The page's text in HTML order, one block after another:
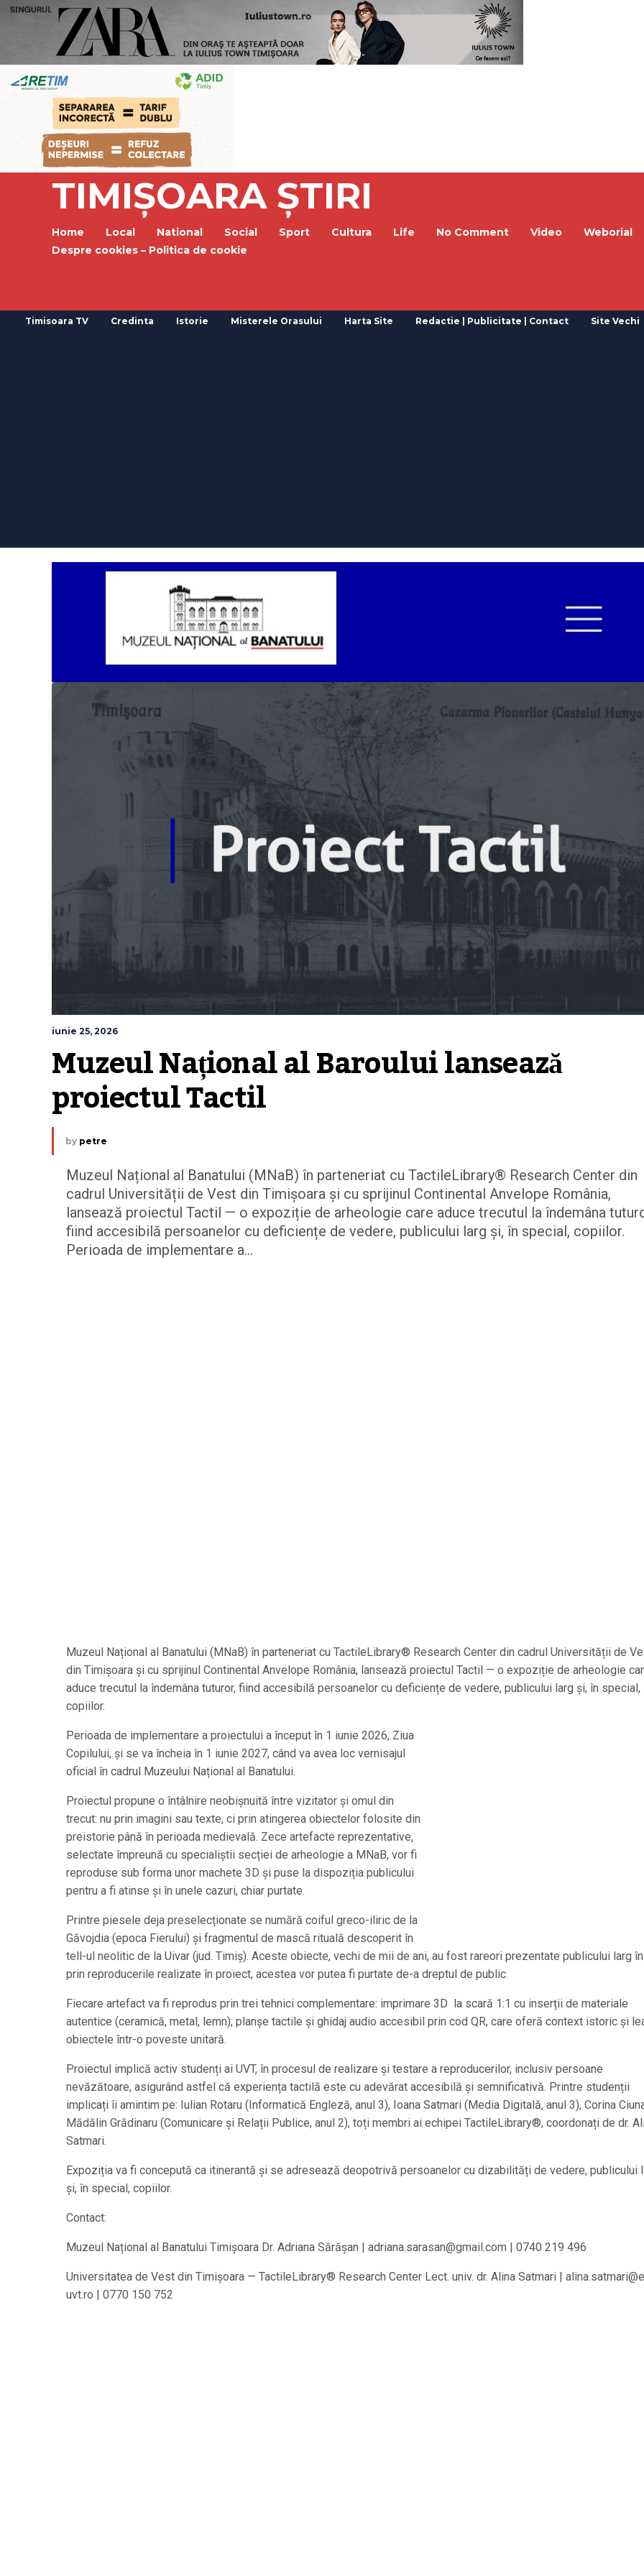
TIMIȘOARA ȘTIRI
Home Local National Social Sport Cultura Life No Comment Video
Weborial
Despre cookies – Politica de cookie
Timisoara TV Credinta Istorie Misterele Orasului Harta Site Redactie | Publicitate | Contact Site Vechi
iunie 25, 2026
Muzeul Național al Baroului lansează
proiectul Tactil
by petre
Muzeul Național al Banatului (MNaB) în parteneriat cu TactileLibrary® Research Center din
cadrul Universității de Vest din Timișoara și cu sprijinul Continental Anvelope România,
lansează proiectul Tactil — o expoziție de arheologie care aduce trecutul la îndemâna
fiind accesibilă persoanelor cu deficiențe de vedere, publicului larg și, în special, copiilor.
Perioada de implementare a...
Muzeul Național al Banatului (MNaB) în parteneriat cu TactileLibrary® Research Center din cadrul Universității de
din Timișoara și cu sprijinul Continental Anvelope România, lansează proiectul Tactil — o expoziție de arheologie
aduce trecutul la îndemâna tuturor, fiind accesibilă persoanelor cu deficiențe de vedere, publicului larg și, în special,
copiilor.
Perioada de implementare a proiectului a început în 1 iunie 2026, Ziua
Copilului, și se va încheia în 1 iunie 2027, când va avea loc vernisajul
oficial în cadrul Muzeului Național al Banatului.
Proiectul propune o întâlnire neobișnuită între vizitator și omul din
trecut: nu prin imagini sau texte, ci prin atingerea obiectelor folosite din
preistorie până în perioada medievală. Zece artefacte reprezentative,
selectate împreună cu specialiștii secției de arheologie a MNaB, vor fi
reproduse sub forma unor machete 3D și puse la dispoziția publicului
pentru a fi atinse și în unele cazuri, chiar purtate.
Printre piesele deja preselecționate se numără coiful greco-iliric de la
Găvojdia (epoca Fierului) și fragmentul de mască rituală descoperit în
tell-ul neolitic de la Uivar (jud. Timiș). Aceste obiecte, vechi de mii de ani, au fost rareori prezentate publicului larg
prin reproducerile realizate în proiect, acestea vor putea fi purtate de-a dreptul de public.
Fiecare artefact va fi reprodus prin trei tehnici complementare: imprimare 3D la scară 1:1 cu inserții de materiale
autentice (ceramică, metal, lemn); planșe tactile și ghidaj audio accesibil prin cod QR, care oferă context istoric și
obiectele într-o poveste unitară.
Proiectul implică activ studenți ai UVT, în procesul de realizare și testare a reproducerilor, inclusiv persoane
nevăzătoare, asigurând astfel că experiența tactilă este cu adevărat accesibilă și semnificativă. Printre studenții
implicați îi amintim pe: Iulian Rotaru (Informatică Engleză, anul 3), Ioana Satmari (Media Digitală, anul 3), Corina
Mădălin Grădinaru (Comunicare și Relații Publice, anul 2), toți membri ai echipei TactileLibrary®, coordonați de dr.
Satmari.
Expoziția va fi concepută ca itinerantă și se adresează deopotrivă persoanelor cu dizabilități de vedere, publicului
și, în special, copiilor.
Contact:
Muzeul Național al Banatului Timișoara Dr. Adriana Sărășan | adriana.sarasan@gmail.com | 0740 219 496
Universitatea de Vest din Timișoara — TactileLibrary® Research Center Lect. univ. dr. Alina Satmari |
uvt.ro | 0770 150 752